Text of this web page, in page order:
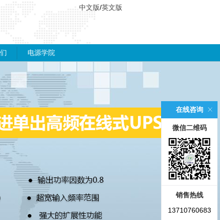
中文版/英文版
电源学院
在线咨询
微信二维码
销售热线
13710760683